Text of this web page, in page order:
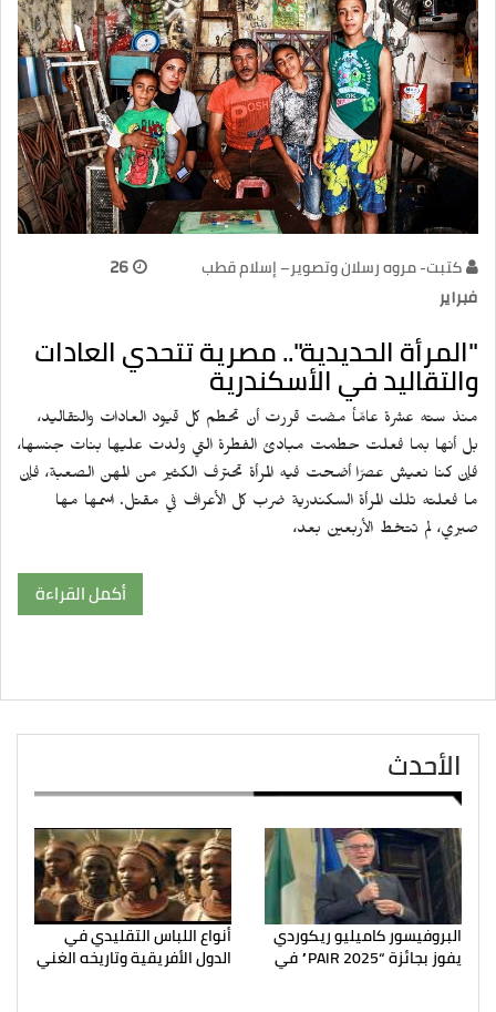
كتبت- مروه رسلان وتصوير– إسلام قطب
26
فبراير
"المرأة الحديدية".. مصرية تتحدي العادات
والتقاليد في الأسكندرية
منذ سته عشرة عامًأ مضت قررت أن تحطم كل قيود العادات والتقاليد،
بل أنها بما فعلت حطمت مبادئ الفطرة التي ولدت عليها بنات جنسها،
فإن كنا نعيش عصرًا أضحت فيه المرأة تحترف الكثير من المهن الصعبة، فإن
ما فعلته تلك المرأة السكندرية ضرب كل الأعراف في مقتل. اسمها مها
صبري، لم تتخط الأربعين بعد،
أكمل القراءة
الأحدث
البروفيسور كاميليو ريكوردي
يفوز بجائزة “PAIR 2025” في
أنواع اللباس التقليدي في
الدول الأفريقية وتاريخه الغني